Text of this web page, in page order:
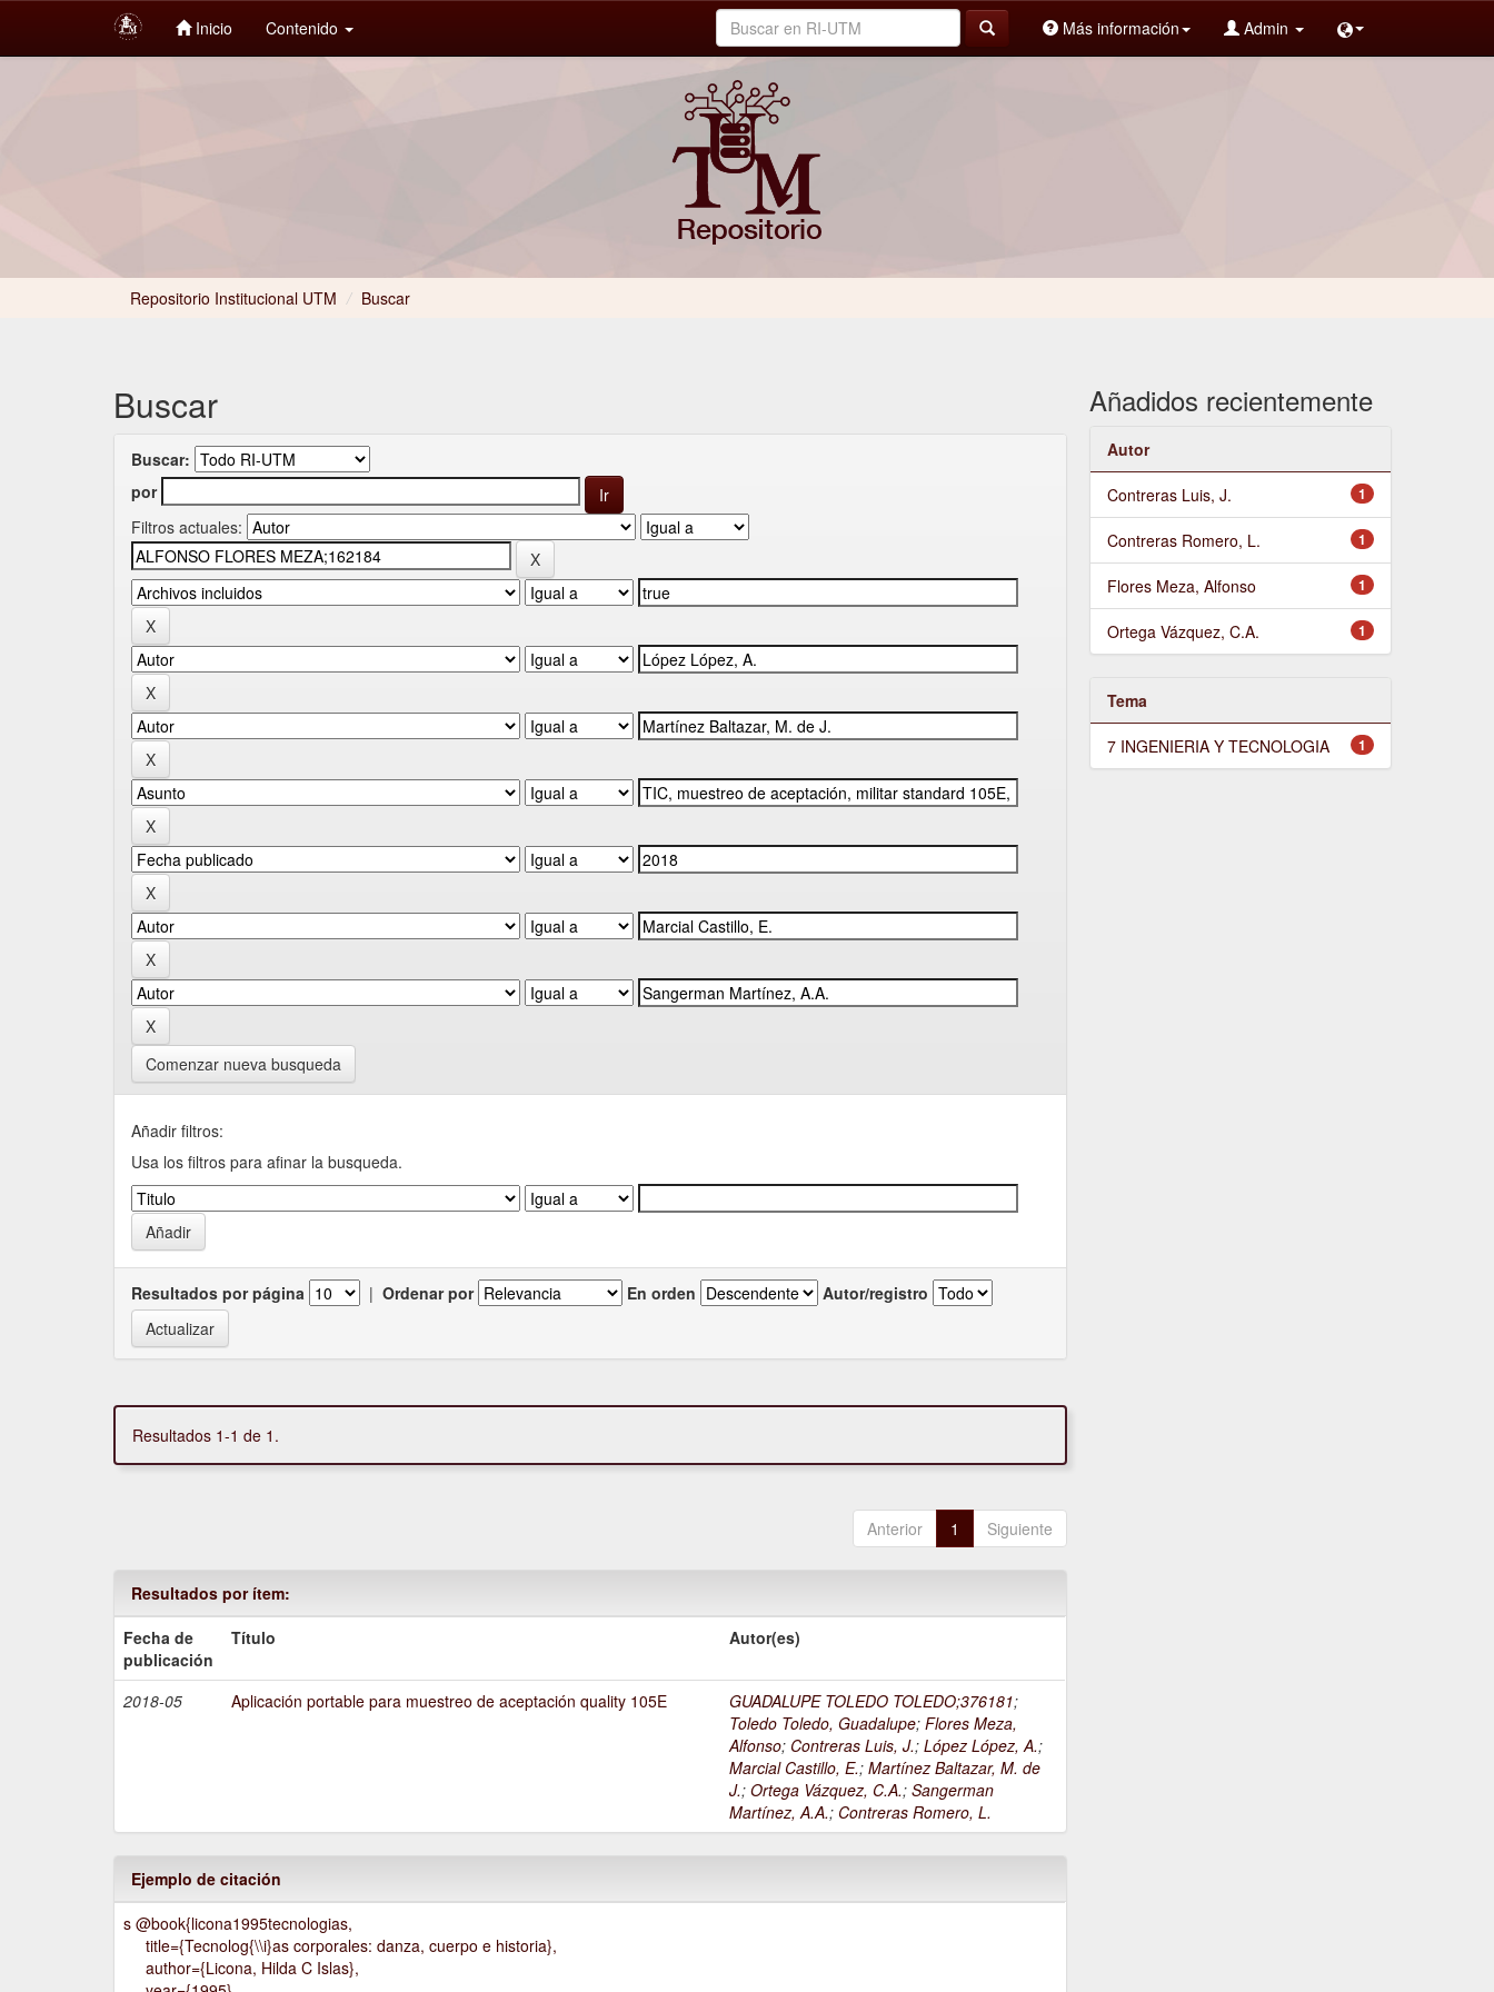
Inicio Contenido Más información Admin
Repositorio Institucional UTM / Buscar
Buscar
Buscar:
por
Filtros actuales:
Comenzar nueva busqueda
Añadir filtros:
Usa los filtros para afinar la busqueda.
Resultados por página | Ordenar por En orden Autor/registro
Resultados 1-1 de 1.
Anterior 1 Siguiente
Resultados por ítem:
Fecha de
publicación
Título Autor(es)
2018-05 Aplicación portable para muestreo de aceptación quality 105E GUADALUPE TOLEDO TOLEDO;376181;
Toledo Toledo, Guadalupe;Flores Meza,
Alfonso; Contreras Luis, J.;López López, A.;
Marcial Castillo, E.;Martínez Baltazar, M. de
J.;Ortega Vázquez, C.A.;Sangerman
Martínez, A.A.; Contreras Romero, L.
Ejemplo de citación
s @book{licona1995tecnologias,
title={Tecnolog{\\i}as corporales: danza, cuerpo e historia},
author={Licona, Hilda C Islas},
Añadidos recientemente
Autor
1
Contreras Luis, J.
1
Contreras Romero, L.
1
Flores Meza, Alfonso
1
Ortega Vázquez, C.A.
Tema
1
7 INGENIERIA Y TECNOLOGIA